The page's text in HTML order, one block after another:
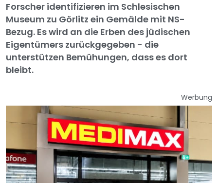
Forscher identifizieren im Schlesischen
Museum zu Görlitz ein Gemälde mit NS-
Bezug. Es wird an die Erben des jüdischen
Eigentümers zurückgegeben - die
unterstützen Bemühungen, dass es dort
bleibt.
Werbung